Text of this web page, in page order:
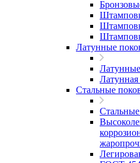
Латунные
Стальные